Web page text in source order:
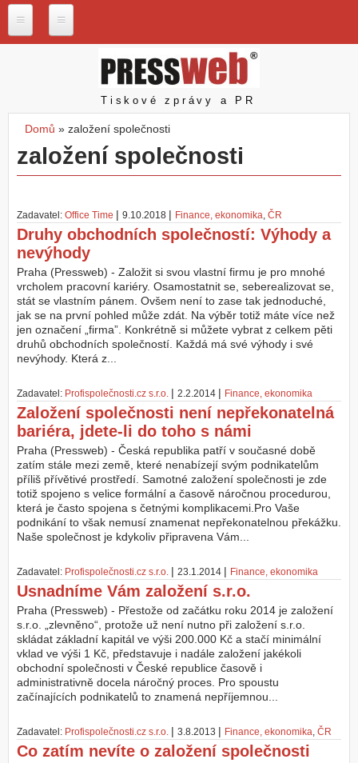
P
e
b
.
c
N
a
š
e
s
l
u
ž
b
y
a
l
o
ž
i
t
ú
č
e
t
Pressweb
Tiskové zprávy a PR
Jste zde
Domů » založení společnosti
založení společnosti
Zadavatel: Office Time | 9.10.2018 | Finance, ekonomika, ČR
Druhy obchodních společností: Výhody a
nevýhody
Praha (Pressweb) - Založit si svou vlastní firmu je pro mnohé
vrcholem pracovní kariéry. Osamostatnit se, seberealizovat se,
stát se vlastním pánem. Ovšem není to zase tak jednoduché,
jak se na první pohled může zdát. Na výběr totiž máte více než
jen označení „firma”. Konkrétně si můžete vybrat z celkem pěti
druhů obchodních společností. Každá má své výhody i své
nevýhody. Která z...
Zadavatel: Profispolečnosti.cz s.r.o. | 2.2.2014 | Finance, ekonomika
Založení společnosti není nepřekonatelná
bariéra, jdete-li do toho s námi
Praha (Pressweb) - Česká republika patří v současné době
zatím stále mezi země, které nenabízejí svým podnikatelům
příliš přívětivé prostředí. Samotné založení společnosti je zde
totiž spojeno s velice formální a časově náročnou procedurou,
která je často spojena s četnými komplikacemi.Pro Vaše
podnikání to však nemusí znamenat nepřekonatelnou překážku.
Naše společnost je kdykoliv připravena Vám...
Zadavatel: Profispolečnosti.cz s.r.o. | 23.1.2014 | Finance, ekonomika
Usnadníme Vám založení s.r.o.
Praha (Pressweb) - Přestože od začátku roku 2014 je založení
s.r.o. „zlevněno“, protože už není nutno při založení s.r.o.
skládat základní kapitál ve výši 200.000 Kč a stačí minimální
vklad ve výši 1 Kč, představuje i nadále založení jakékoli
obchodní společnosti v České republice časově i
administrativně docela náročný proces. Pro spoustu
začínajících podnikatelů to znamená nepříjemnou...
Zadavatel: Profispolečnosti.cz s.r.o. | 3.8.2013 | Finance, ekonomika, ČR
Co zatím nevíte o založení společnosti